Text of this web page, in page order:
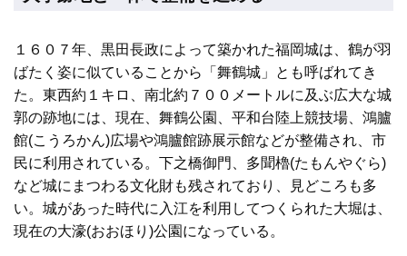
１６０７年、黒田長政によって築かれた福岡城は、鶴が羽
ばたく姿に似ていることから「舞鶴城」とも呼ばれてき
た。東西約１キロ、南北約７００メートルに及ぶ広大な城
郭の跡地には、現在、舞鶴公園、平和台陸上競技場、鴻臚
館(こうろかん)広場や鴻臚館跡展示館などが整備され、市
民に利用されている。下之橋御門、多聞櫓(たもんやぐら)
など城にまつわる文化財も残されており、見どころも多
い。城があった時代に入江を利用してつくられた大堀は、
現在の大濠(おおほり)公園になっている。